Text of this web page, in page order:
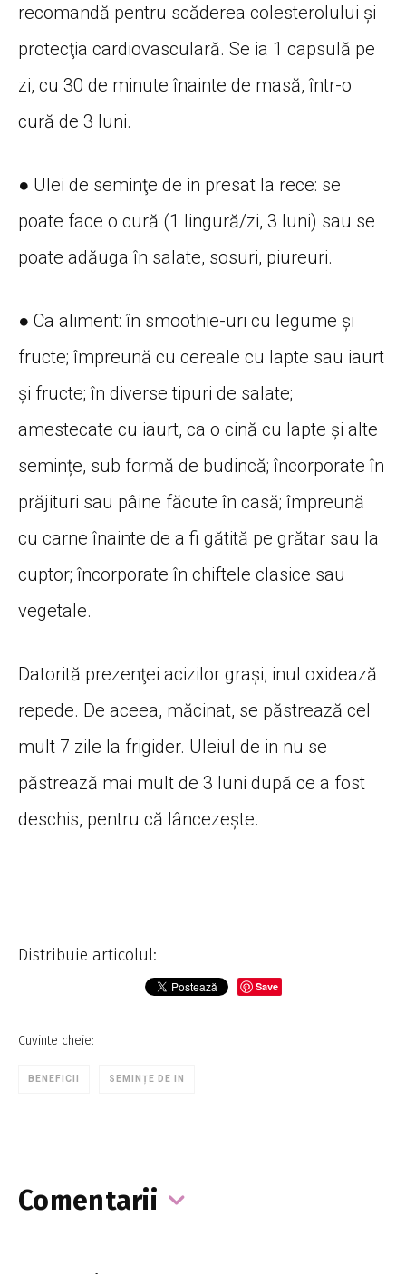
recomandă pentru scăderea colesterolului şi
protecţia cardiovasculară. Se ia 1 capsulă pe
zi, cu 30 de minute înainte de masă, într-o
cură de 3 luni.
● Ulei de seminţe de in presat la rece: se
poate face o cură (1 lingură/zi, 3 luni) sau se
poate adăuga în salate, sosuri, piureuri.
● Ca aliment: în smoothie-uri cu legume și
fructe; împreună cu cereale cu lapte sau iaurt
și fructe; în diverse tipuri de salate;
amestecate cu iaurt, ca o cină cu lapte și alte
semințe, sub formă de budincă; încorporate în
prăjituri sau pâine făcute în casă; împreună
cu carne înainte de a fi gătită pe grătar sau la
cuptor; încorporate în chiftele clasice sau
vegetale.
Datorită prezenţei acizilor graşi, inul oxidează
repede. De aceea, măcinat, se păstrează cel
mult 7 zile la frigider. Uleiul de in nu se
păstrează mai mult de 3 luni după ce a fost
deschis, pentru că lâncezeşte.
Distribuie articolul:
Save
Cuvinte cheie:
BENEFICII SEMINȚE DE IN
Comentarii